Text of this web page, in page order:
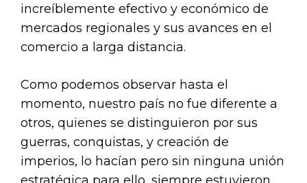
increíblemente efectivo y económico de
mercados regionales y sus avances en el
comercio a larga distancia.
Como podemos observar hasta el
momento, nuestro país no fue diferente a
otros, quienes se distinguieron por sus
guerras, conquistas, y creación de
imperios, lo hacían pero sin ninguna unión